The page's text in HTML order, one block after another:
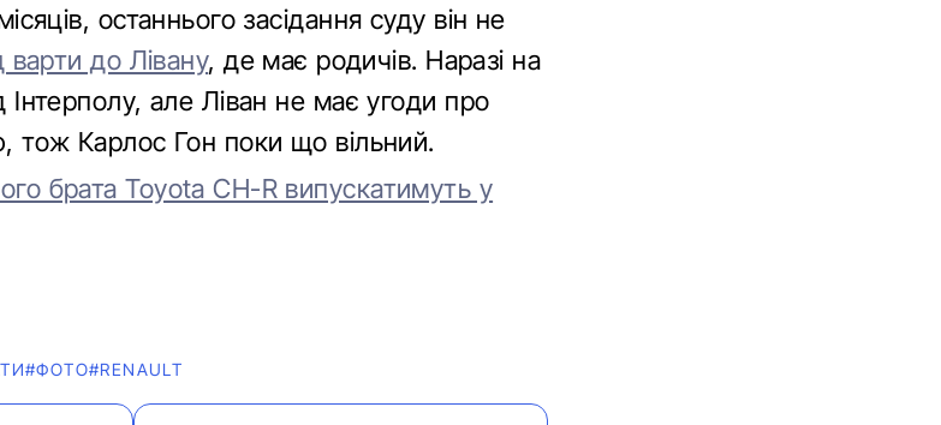
останнього засідання суду він не
варти до Лівану, де має родичів. Наразі на
але Ліван не має угоди про
тож Карлос Гон поки що вільний.
брата Toyota CH-R випускатимуть у
#ФОТО#RENAULT